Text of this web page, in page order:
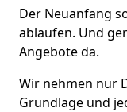
Der Neuanfang
ablaufen. Und
Angebote da.
Wir nehmen nur
Grundlage und